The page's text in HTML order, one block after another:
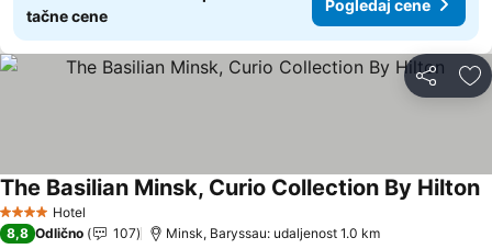
tačne cene
Pogledaj cene
Deli
4 ZvezdiceHotel
The Basilian Minsk, Curio Collection By Hilton
8,8 Odlično 107 Minsk, Baryssau: udaljenost 1.0 km